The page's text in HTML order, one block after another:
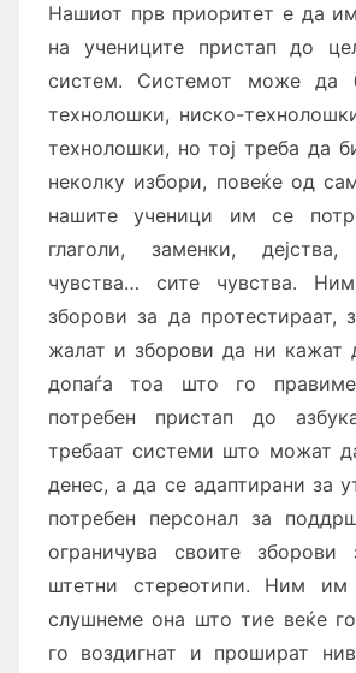
Нашиот прв приоритет е да
на учениците пристап до
систем. Системот може да
технолошки, ниско-
технолошки, но тој треба да
неколку избори, повеќе од
нашите ученици им се
глаголи, заменки,
чувства… сите чувства.
зборови за да протестираат,
жалат и зборови да ни кажат
допаѓа тоа што го
потребен пристап до
требаат системи што можат
денес, а да се адаптирани за
потребен персонал за
ограничува своите зборови
штетни стереотипи. Ним
слушнеме она што тие веќе
го воздигнат и прошират